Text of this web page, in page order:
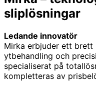
sliplösningar
Ledande innovatör
Mirka erbjuder ett brett
ytbehandling och
specialiserat på
kompletteras av